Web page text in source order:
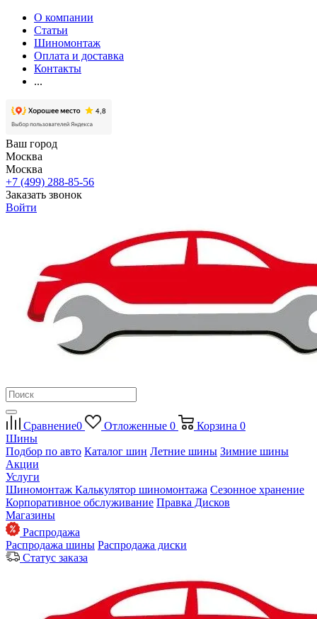
О компании
Статьи
Шиномонтаж
Оплата и доставка
Контакты
...
Ваш город
Москва
Москва
+7 (499) 288-85-56
Заказать звонок
Войти
Сравнение0 Отложенные 0 Корзина 0
Шины
Подбор по авто Каталог шин Летние шины Зимние шины
Акции
Услуги
Шиномонтаж Калькулятор шиномонтажа Сезонное хранение
Корпоративное обслуживание Правка Дисков
Магазины
Распродажа
Распродажа шины Распродажа диски
Статус заказа